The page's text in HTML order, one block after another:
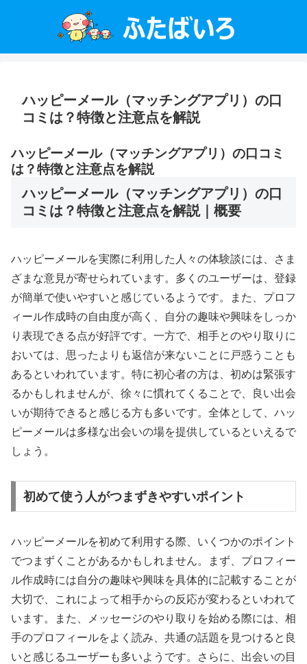
ハッピーメール（マッチングアプリ）の口
コミは？特徴と注意点を解説
ハッピーメール（マッチングアプリ）の口コミ
は？特徴と注意点を解説
ハッピーメール（マッチングアプリ）の口
コミは？特徴と注意点を解説｜概要
ハッピーメールを実際に利用した人々の体験談には、さま
ざまな意見が寄せられています。多くのユーザーは、登録
が簡単で使いやすいと感じているようです。また、プロフ
ィール作成時の自由度が高く、自分の趣味や興味をしっか
り表現できる点が好評です。一方で、相手とのやり取りに
おいては、思ったよりも返信が来ないことに戸惑うことも
あるといわれています。特に初心者の方は、初めは緊張す
るかもしれませんが、徐々に慣れてくることで、良い出会
いが期待できると感じる方も多いです。全体として、ハッ
ピーメールは多様な出会いの場を提供しているといえるで
しょう。
初めて使う人がつまずきやすいポイント
ハッピーメールを初めて利用する際、いくつかのポイント
でつまずくことがあるかもしれません。まず、プロフィー
ル作成時には自分の趣味や興味を具体的に記載することが
大切で、これによって相手からの反応が変わるといわれて
います。また、メッセージのやり取りを始める際には、相
手のプロフィールをよく読み、共通の話題を見つけると良
いと感じるユーザーも多いようです。さらに、出会いの目